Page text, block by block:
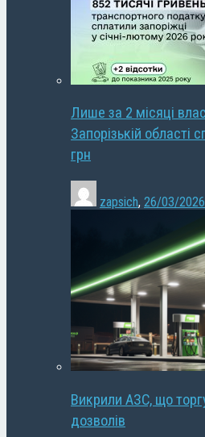
Лише за 2 місяці
Запорізькій області
грн
zapsich, 26/03/2026
Викрили АЗС, що
дозволів